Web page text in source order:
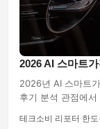
2026 AI 스마트
2026년 AI 스마트
후기 분석 관점에
테크소비 리포터 한도